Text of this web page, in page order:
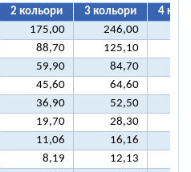
2 кольори 3 кольори
4
175,00 246,00
88,70 125,10
59,90 84,70
45,60 64,60
36,90 52,50
19,70 28,30
11,06 16,16
8,19 12,13